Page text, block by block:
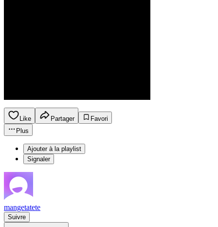
Like Partager
Favori
Plus
Ajouter à la playlist
Signaler
mangetatete
Suivre